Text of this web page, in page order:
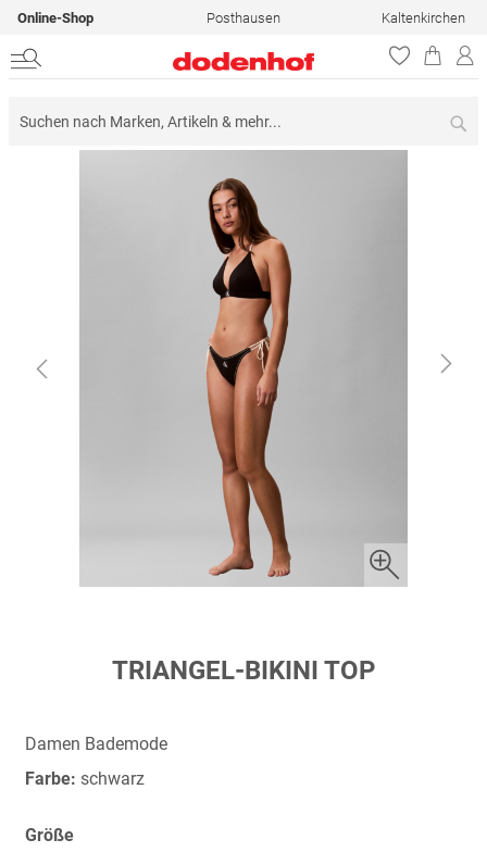
Online-Shop Posthausen Kaltenkirchen
springen
TRIANGEL-BIKINI TOP
Damen Bademode
Farbe: schwarz
Größe